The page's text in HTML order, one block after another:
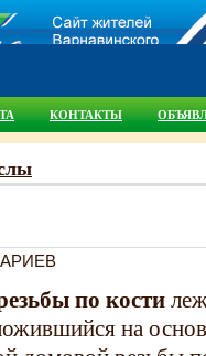
КОНТАКТЫ
по кости
на